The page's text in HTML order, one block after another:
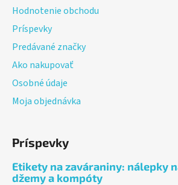
Hodnotenie obchodu
Príspevky
Predávané značky
Ako nakupovať
Osobné údaje
Moja objednávka
Príspevky
Etikety na zaváraniny: nálepky
džemy a kompóty